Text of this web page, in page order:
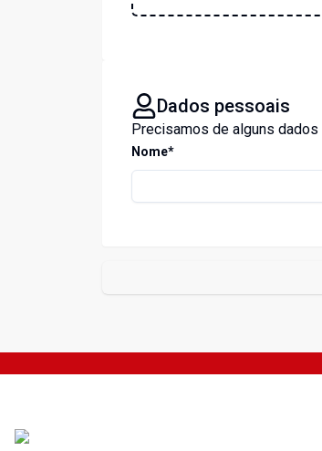
Dados pessoais
Precisamos de alguns
Nome*